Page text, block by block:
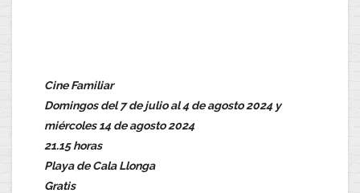
Cine Familiar
Domingos del 7 de julio al 4 de agosto 2024 y
miércoles 14 de agosto 2024
21.15 horas
Playa de Cala Llonga
Gratis